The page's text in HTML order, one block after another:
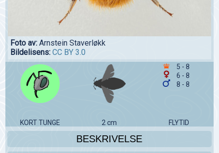
Foto av: Arnstein Staverløkk
Bildelisens: CC BY 3.0
5 - 8
6 - 8
8 - 8
KORT TUNGE 2 cm FLYTID
BESKRIVELSE